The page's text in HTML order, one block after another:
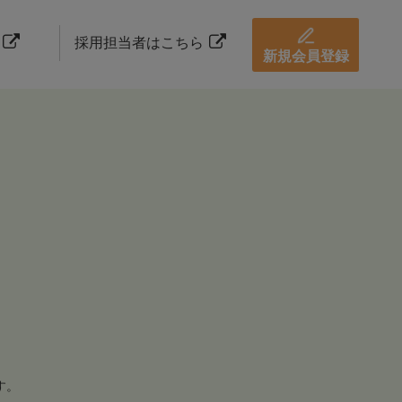
採用担当者はこちら
新規会員登録